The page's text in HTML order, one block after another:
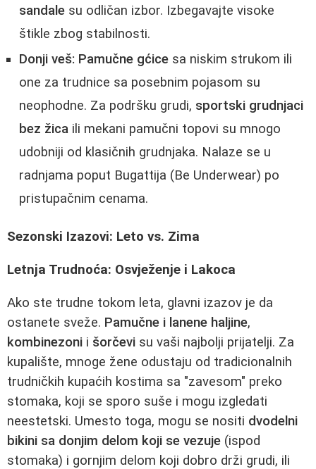
sandale su odličan izbor. Izbegavajte visoke
štikle zbog stabilnosti.
Donji veš: Pamučne gćice sa niskim strukom ili
one za trudnice sa posebnim pojasom su
neophodne. Za podršku grudi, sportski grudnjaci
bez žica ili mekani pamučni topovi su mnogo
udobniji od klasičnih grudnjaka. Nalaze se u
radnjama poput Bugattija (Be Underwear) po
pristupačnim cenama.
Sezonski Izazovi: Leto vs. Zima
Letnja Trudnoća: Osvježenje i Lakoca
Ako ste trudne tokom leta, glavni izazov je da
ostanete sveže. Pamučne i lanene haljine,
kombinezoni i šorčevi su vaši najbolji prijatelji. Za
kupalište, mnoge žene odustaju od tradicionalnih
trudničkih kupaćih kostima sa "zavesom" preko
stomaka, koji se sporo suše i mogu izgledati
neestetski. Umesto toga, mogu se nositi dvodelni
bikini sa donjim delom koji se vezuje (ispod
stomaka) i gornjim delom koji dobro drži grudi, ili